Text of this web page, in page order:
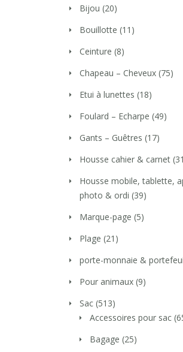
Bijou (20)
Bouillotte (11)
Ceinture (8)
Chapeau – Cheveux (75)
Etui à lunettes (18)
Foulard – Echarpe (49)
Gants – Guêtres (17)
Housse cahier & carnet
Housse mobile, tablette,
photo & ordi (39)
Marque-page (5)
Plage (21)
porte-monnaie &
Pour animaux (9)
Sac (513)
Accessoires pour sac
Bagage (25)